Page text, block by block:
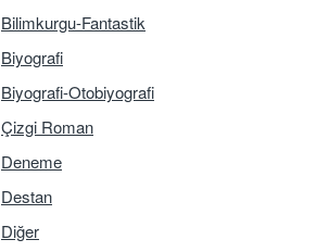
Bilimkurgu-Fantastik
Biyografi
Biyografi-Otobiyografi
Çizgi Roman
Deneme
Destan
Diğer